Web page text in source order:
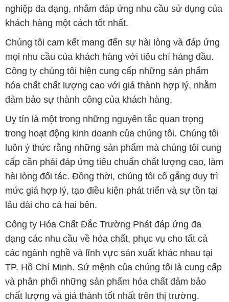
Công ty chúng tôi hiện cung cấp những sản phẩm
hóa chất chất lượng cao với giá thành hợp lý, nhằm
đảm bảo sự thành công của khách hàng.
Uy tín là một trong những nguyên tắc quan trọng
trong hoạt động kinh doanh của chúng tôi. Chúng tôi
luôn ý thức rằng những sản phẩm mà chúng tôi cung
cấp cần phải đáp ứng tiêu chuẩn chất lượng cao, làm
hài lòng đối tác. Đồng thời, chúng tôi cố gắng duy trì
mức giá hợp lý, tạo điều kiện phát triển và sự tồn tại
lâu dài cho cả hai bên.
Công ty Hóa Chất Đắc Trường Phát đáp ứng đa
dạng các nhu cầu về hóa chất, phục vụ cho tất cả
các ngành nghề và lĩnh vực sản xuất khác nhau tại
TP. Hồ Chí Minh. Sứ mệnh của chúng tôi là cung cấp
và phân phối những sản phẩm hóa chất đảm bảo
chất lượng và giá thành tốt nhất trên thị trường.
Chúng tôi tự hào có đội ngũ nhân viên chuyên nghiệp
và giàu kinh nghiệm, luôn sẵn sàng tư vấn và hỗ trợ
khách hàng một cách chuyên nghiệp. Đội ngũ của
chúng tôi đảm bảo mang lại sự hài lòng và thành